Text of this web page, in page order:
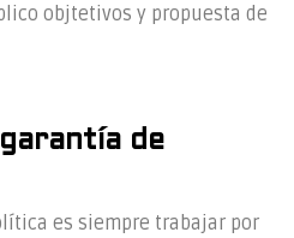
objtetivos y propuesta de
de
es siempre trabajar por